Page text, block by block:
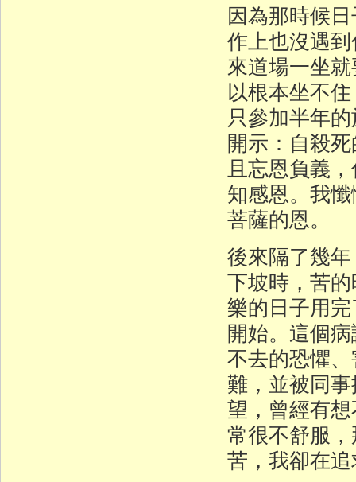
因為那時候
作上也沒遇
來道場一坐
以根本坐不
只參加半年
開示：自殺
且忘恩負義
知感恩。我
菩薩的恩。
後來隔了幾
下坡時，苦
樂的日子用
開始。這個
不去的恐懼
難，並被同
望，曾經有
常很不舒服
苦，我卻在